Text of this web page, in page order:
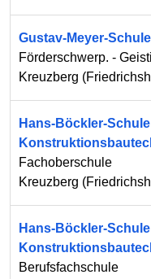
Gustav-Meyer-Schule
Förderschwerp. -
Kreuzberg (
Hans-Böckler-
Fachoberschule
Kreuzberg (
Hans-Böckler-
Berufsfachschule